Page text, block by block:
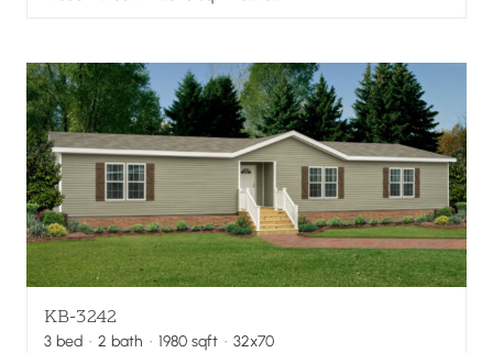
KB-3242
3 bed · 2 bath · 1980 sqft· 32x70